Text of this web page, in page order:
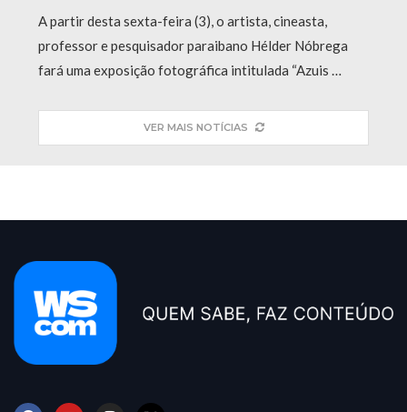
A partir desta sexta-feira (3), o artista, cineasta,
professor e pesquisador paraibano Hélder Nóbrega
fará uma exposição fotográfica intitulada “Azuis …
VER MAIS NOTÍCIAS